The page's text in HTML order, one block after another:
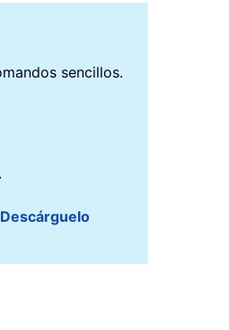
sencillos.
Descárguelo